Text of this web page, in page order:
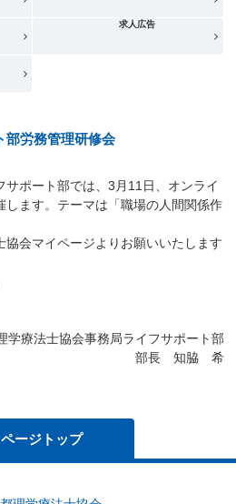
求人広告
労務管理研修会
ポート部では、3月11日、オンライ
します。テーマは「職場の人間関係作
協会マイページよりお願いいたします
学療法士協会事務局ライフサポート部
部長 知脇 希
ページトップ